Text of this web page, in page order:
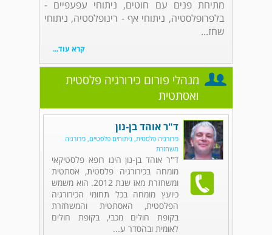
מתיחת פנים עם חוטים, ניתוחי עפעפיים -
בלפרופלסטיה, ניתוחי אף - רינופלסטיה, ניתוחי
שחז...
קרא עוד...
מנהלי פורום כירורגיה פלסטית
ואסתטית
ד"ר אוהד בן-נון
כירורגיה פלסטית, ניתוחים פלסטיים, כירורגיה
משחזרת
ד"ר אוהד בן-נון הינו רופא פלסטיקאי
מומחה בכירורגיה פלסטית, אסתטית
ומשחזרת מאז שנת 2012. הוא משמש
כיועץ מומחה בכל תחומי הכירורגיה
הפלסטית, האסתטית והמשחזרת
בקופת חולים מכבי, בקופת חולים
לאומית ובהסדר ע...